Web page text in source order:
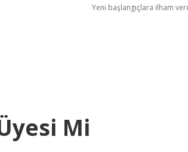
Yeni başlangıçlara ilham
Mi